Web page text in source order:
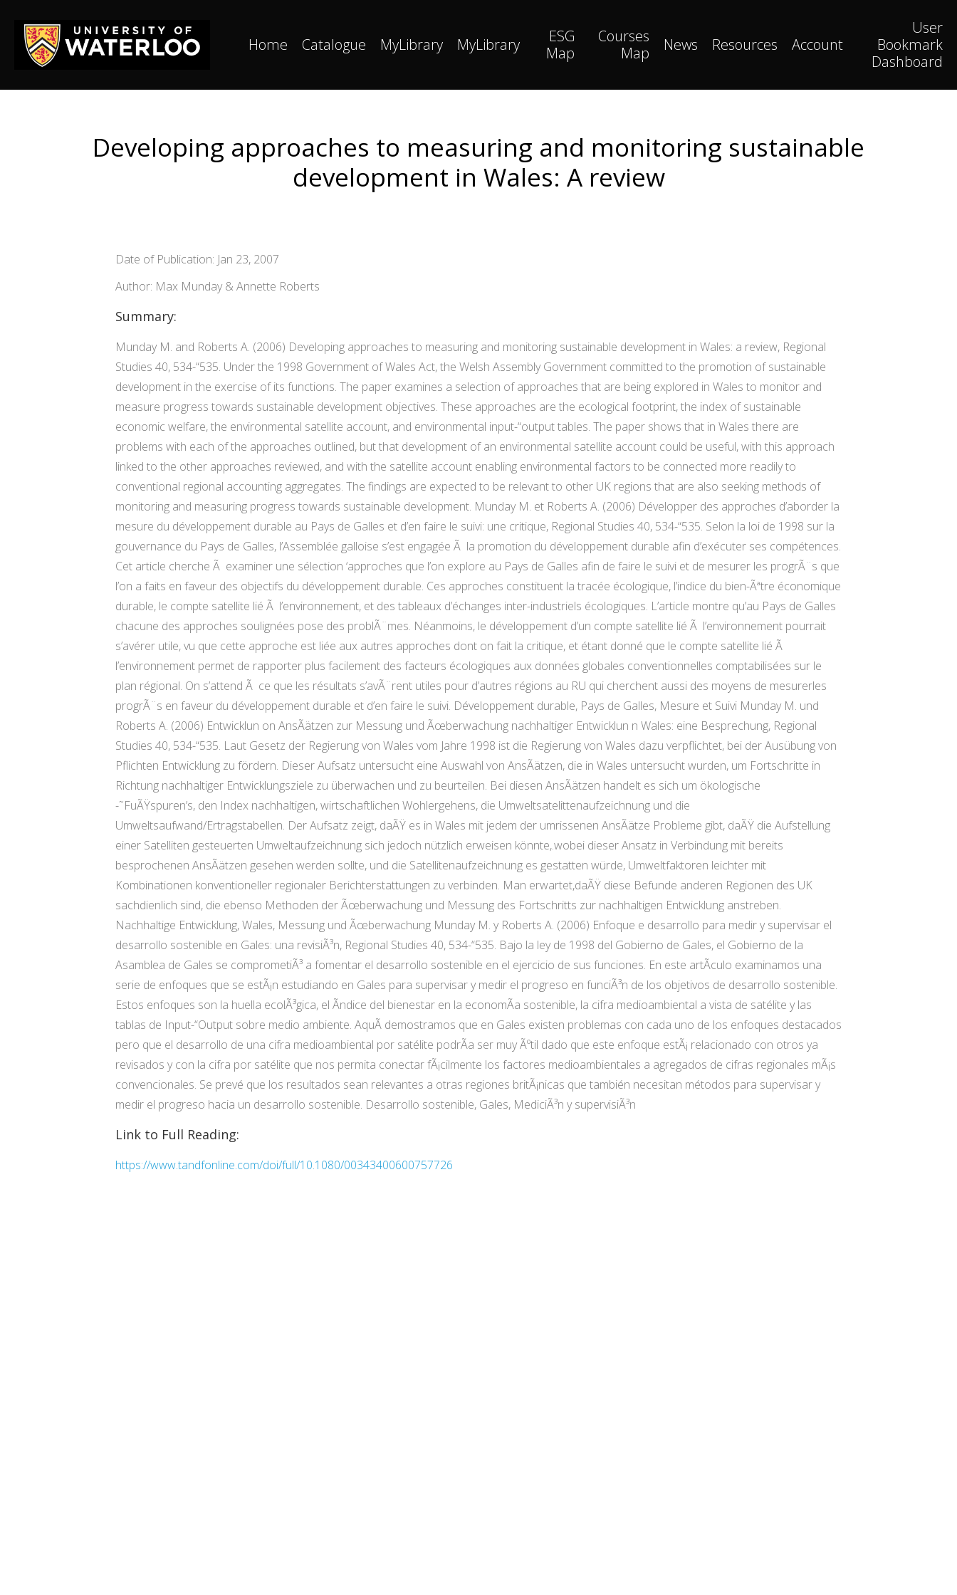
Home Catalogue MyLibrary MyLibrary
ESG
Map
Courses
Map
News Resources Account
User
Bookmark
Dashboard
Developing approaches to measuring and monitoring sustainable
development in Wales: A review
Date of Publication: Jan 23, 2007
Author: Max Munday & Annette Roberts
Summary:
Munday M. and Roberts A. (2006) Developing approaches to measuring and monitoring sustainable development in Wales: a review, Regional
Studies 40, 534-“535. Under the 1998 Government of Wales Act, the Welsh Assembly Government committed to the promotion of sustainable
development in the exercise of its functions. The paper examines a selection of approaches that are being explored in Wales to monitor and
measure progress towards sustainable development objectives. These approaches are the ecological footprint, the index of sustainable
economic welfare, the environmental satellite account, and environmental input-“output tables. The paper shows that in Wales there are
problems with each of the approaches outlined, but that development of an environmental satellite account could be useful, with this approach
linked to the other approaches reviewed, and with the satellite account enabling environmental factors to be connected more readily to
conventional regional accounting aggregates. The findings are expected to be relevant to other UK regions that are also seeking methods of
monitoring and measuring progress towards sustainable development. Munday M. et Roberts A. (2006) Développer des approches d’aborder la
mesure du développement durable au Pays de Galles et d’en faire le suivi: une critique, Regional Studies 40, 534-“535. Selon la loi de 1998 sur la
gouvernance du Pays de Galles, l’Assemblée galloise s’est engagée Ã la promotion du développement durable afin d’exécuter ses compétences.
Cet article cherche Ã examiner une sélection ‘approches que l’on explore au Pays de Galles afin de faire le suivi et de mesurer les progrÃ¨s que
l’on a faits en faveur des objectifs du développement durable. Ces approches constituent la tracée écologique, l’indice du bien-Ãªtre économique
durable, le compte satellite lié Ã l’environnement, et des tableaux d’échanges inter-industriels écologiques. L’article montre qu’au Pays de Galles
chacune des approches soulignées pose des problÃ¨mes. Néanmoins, le développement d’un compte satellite lié Ã l’environnement pourrait
s’avérer utile, vu que cette approche est liée aux autres approches dont on fait la critique, et étant donné que le compte satellite lié Ã
l’environnement permet de rapporter plus facilement des facteurs écologiques aux données globales conventionnelles comptabilisées sur le
plan régional. On s’attend Ã ce que les résultats s’avÃ¨rent utiles pour d’autres régions au RU qui cherchent aussi des moyens de mesurerles
progrÃ¨s en faveur du développement durable et d’en faire le suivi. Développement durable, Pays de Galles, Mesure et Suivi Munday M. und
Roberts A. (2006) Entwicklun on AnsÃätzen zur Messung und Ãœberwachung nachhaltiger Entwicklun n Wales: eine Besprechung, Regional
Studies 40, 534-“535. Laut Gesetz der Regierung von Wales vom Jahre 1998 ist die Regierung von Wales dazu verpflichtet, bei der Ausübung von
Pflichten Entwicklung zu fördern. Dieser Aufsatz untersucht eine Auswahl von AnsÃätzen, die in Wales untersucht wurden, um Fortschritte in
Richtung nachhaltiger Entwicklungsziele zu überwachen und zu beurteilen. Bei diesen AnsÃätzen handelt es sich um ökologische
-˜FuÃŸspuren’s, den Index nachhaltigen, wirtschaftlichen Wohlergehens, die Umweltsatelittenaufzeichnung und die
Umweltsaufwand/Ertragstabellen. Der Aufsatz zeigt, daÃŸ es in Wales mit jedem der umrissenen AnsÃätze Probleme gibt, daÃŸ die Aufstellung
einer Satelliten gesteuerten Umweltaufzeichnung sich jedoch nützlich erweisen könnte,.wobei dieser Ansatz in Verbindung mit bereits
besprochenen AnsÃätzen gesehen werden sollte, und die Satellitenaufzeichnung es gestatten würde, Umweltfaktoren leichter mit
Kombinationen konventioneller regionaler Berichterstattungen zu verbinden. Man erwartet,daÃŸ diese Befunde anderen Regionen des UK
sachdienlich sind, die ebenso Methoden der Ãœberwachung und Messung des Fortschritts zur nachhaltigen Entwicklung anstreben.
Nachhaltige Entwicklung, Wales, Messung und Ãœberwachung Munday M. y Roberts A. (2006) Enfoque e desarrollo para medir y supervisar el
desarrollo sostenible en Gales: una revisiÃ³n, Regional Studies 40, 534-“535. Bajo la ley de 1998 del Gobierno de Gales, el Gobierno de la
Asamblea de Gales se comprometiÃ³ a fomentar el desarrollo sostenible en el ejercicio de sus funciones. En este artÃ­culo examinamos una
serie de enfoques que se estÃ¡n estudiando en Gales para supervisar y medir el progreso en funciÃ³n de los objetivos de desarrollo sostenible.
Estos enfoques son la huella ecolÃ³gica, el Ã­ndice del bienestar en la economÃ­a sostenible, la cifra medioambiental a vista de satélite y las
tablas de Input-“Output sobre medio ambiente. AquÃ­ demostramos que en Gales existen problemas con cada uno de los enfoques destacados
pero que el desarrollo de una cifra medioambiental por satélite podrÃ­a ser muy Ãºtil dado que este enfoque estÃ¡ relacionado con otros ya
revisados y con la cifra por satélite que nos permita conectar fÃ¡cilmente los factores medioambientales a agregados de cifras regionales mÃ¡s
convencionales. Se prevé que los resultados sean relevantes a otras regiones britÃ¡nicas que también necesitan métodos para supervisar y
medir el progreso hacia un desarrollo sostenible. Desarrollo sostenible, Gales, MediciÃ³n y supervisiÃ³n
Link to Full Reading:
https://www.tandfonline.com/doi/full/10.1080/00343400600757726